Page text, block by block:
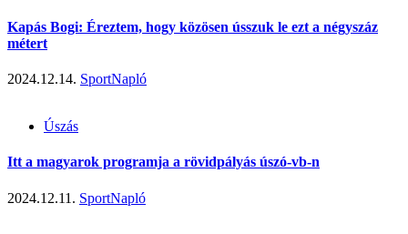
Kapás Bogi: Éreztem, hogy közösen ússzuk le ezt a négyszáz
métert
2024.12.14. SportNapló
Úszás
Itt a magyarok programja a rövidpályás úszó-vb-n
2024.12.11. SportNapló